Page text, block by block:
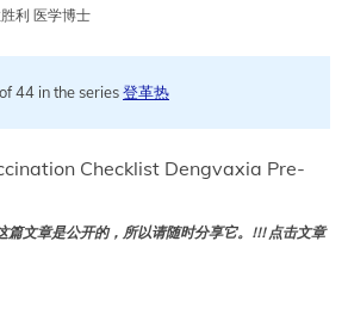
利 医学博士
44 in the series登革热
Checklist Dengvaxia Pre-
篇文章是公开的，所以请随时分享它。!!! 点击文章